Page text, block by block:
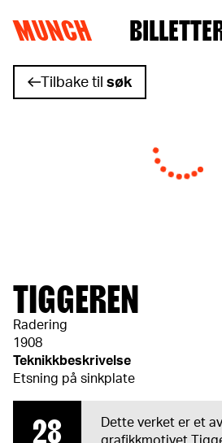
Hopp til innhold
MUNCH
Tilbake til søk
TIGGEREN
Radering
1908
Teknikkbeskrivelse
Etsning på sinkplate
28
Dette verket er et